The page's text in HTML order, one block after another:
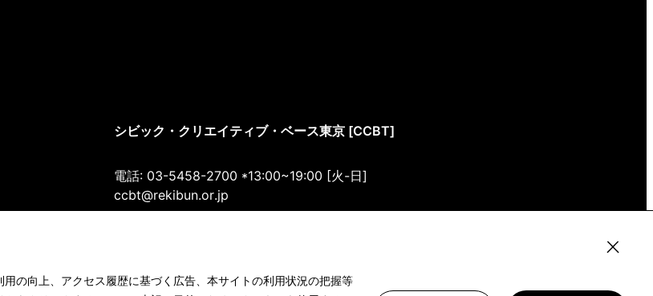
の向上、アクセス履歴に基づく広告、本サイトの利用状況の把握等
シビック・クリエイティブ・ベース東京 [CCBT]
電話: 03-5458-2700 *13:00~19:00 [火-日]
ccbt@rekibun.or.jp